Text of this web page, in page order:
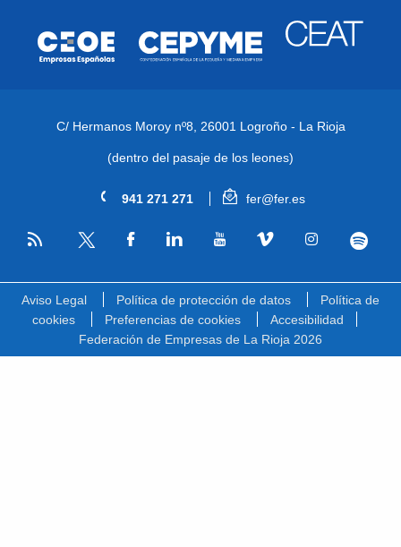
C/ Hermanos Moroy nº8, 26001 Logroño - La Rioja
(dentro del pasaje de los leones)
941 271 271 fer@fer.es
RSS
Aviso Legal Política de protección de datos
Política de
cookies
Preferencias de cookies
Accesibilidad
Federación de Empresas de La Rioja 2026